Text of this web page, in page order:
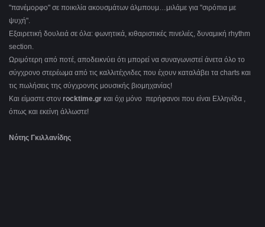
"πανέμορφο" σε ποικιλία ακουσμάτων άλμπουμ…μιλάμε για "σιρόπια με
ψυχή".
Εξαιρετική δουλειά σε όλα: φωνητικά, κιθαριστικές πινελιές, δυναμική rhythm
section.
Ωριμότερη από ποτέ, αποδεικνύει ότι μπορεί να συναγωνιστεί άνετα όλο το
σύγχρονο στερέωμα από τις καλλιτέχνιδες που έχουν καταλάβει τα charts και
τις πωλήσεις της σύγχρονης μουσικής βιομηχανίας!
Και είμαστε στον rocktime.gr και όχι μόνο περήφανοι που είναι Ελληνίδα ,
όπως και εκείνη άλλωστε!
Νότης Γκιλλανίδης